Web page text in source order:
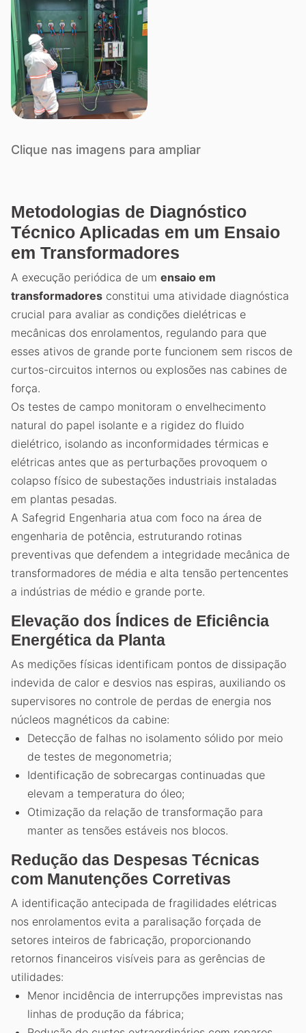
Clique nas imagens para ampliar
Metodologias de Diagnóstico
Técnico Aplicadas em um Ensaio
em Transformadores
A execução periódica de um ensaio em
transformadores constitui uma atividade diagnóstica
crucial para avaliar as condições dielétricas e
mecânicas dos enrolamentos, regulando para que
esses ativos de grande porte funcionem sem riscos de
curtos-circuitos internos ou explosões nas cabines de
força.
Os testes de campo monitoram o envelhecimento
natural do papel isolante e a rigidez do fluido
dielétrico, isolando as inconformidades térmicas e
elétricas antes que as perturbações provoquem o
colapso físico de subestações industriais instaladas
em plantas pesadas.
A Safegrid Engenharia atua com foco na área de
engenharia de potência, estruturando rotinas
preventivas que defendem a integridade mecânica de
transformadores de média e alta tensão pertencentes
a indústrias de médio e grande porte.
Elevação dos Índices de Eficiência
Energética da Planta
As medições físicas identificam pontos de dissipação
indevida de calor e desvios nas espiras, auxiliando os
supervisores no controle de perdas de energia nos
núcleos magnéticos da cabine:
Detecção de falhas no isolamento sólido por meio
de testes de megonometria;
Identificação de sobrecargas continuadas que
elevam a temperatura do óleo;
Otimização da relação de transformação para
manter as tensões estáveis nos blocos.
Redução das Despesas Técnicas
com Manutenções Corretivas
A identificação antecipada de fragilidades elétricas
nos enrolamentos evita a paralisação forçada de
setores inteiros de fabricação, proporcionando
retornos financeiros visíveis para as gerências de
utilidades:
Menor incidência de interrupções imprevistas nas
linhas de produção da fábrica;